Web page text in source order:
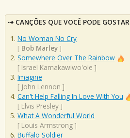
CANÇÕES QUE VOCÊ PODE GOSTAR
No Woman No Cry
[ Bob Marley ]
Somewhere Over The Rainbow
[ Israel Kamakawiwo'ole ]
Imagine
[ John Lennon ]
Can't Help Falling In Love With You
[ Elvis Presley ]
What A Wonderful World
[ Louis Armstrong ]
Buffalo Soldier